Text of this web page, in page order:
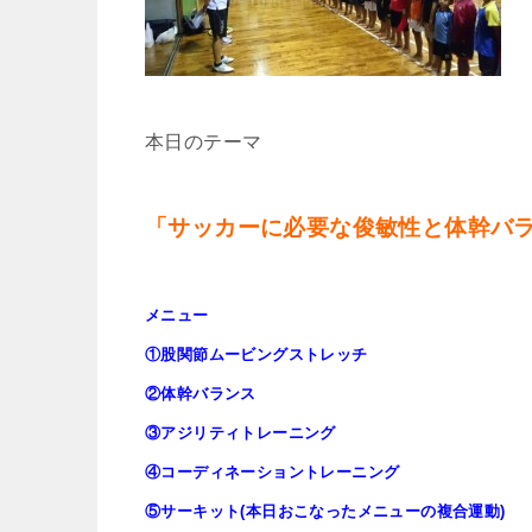
本日のテーマ
「サッカーに必要な俊敏性と体幹バ
メニュー
①股関節ムービングストレッチ
②体幹バランス
③アジリティトレーニング
④コーディネーショントレーニング
⑤サーキット(本日おこなったメニューの複合運動)